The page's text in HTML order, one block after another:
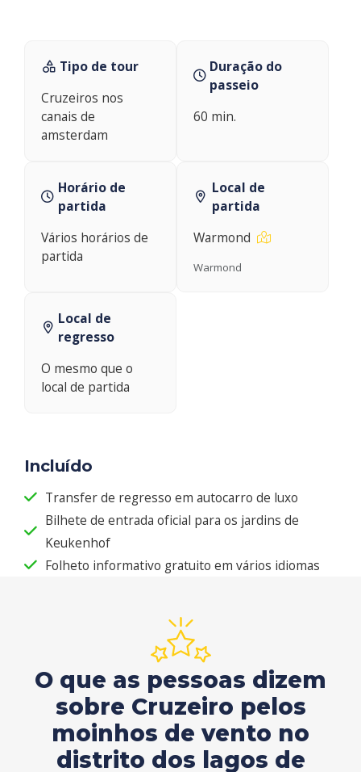
Tipo de tour
Cruzeiros nos
canais de
amsterdam
Duração do
passeio
60 min.
Horário de
partida
Vários horários de
partida
Local de
partida
Warmond
Warmond
Local de
regresso
O mesmo que o
local de partida
Incluído
Transfer de regresso em autocarro de luxo
Bilhete de entrada oficial para os jardins de
Keukenhof
Folheto informativo gratuito em vários idiomas
O que as pessoas dizem
sobre Cruzeiro pelos
moinhos de vento no
distrito dos lagos de